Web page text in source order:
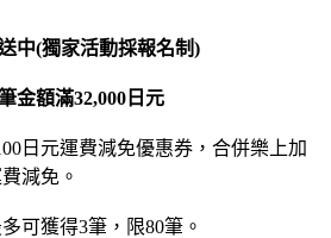
中(獨家活動採報名制)
金額滿32,000日元
日元運費減免優惠券，合併樂上加
減免。
可獲得3筆，限80筆。